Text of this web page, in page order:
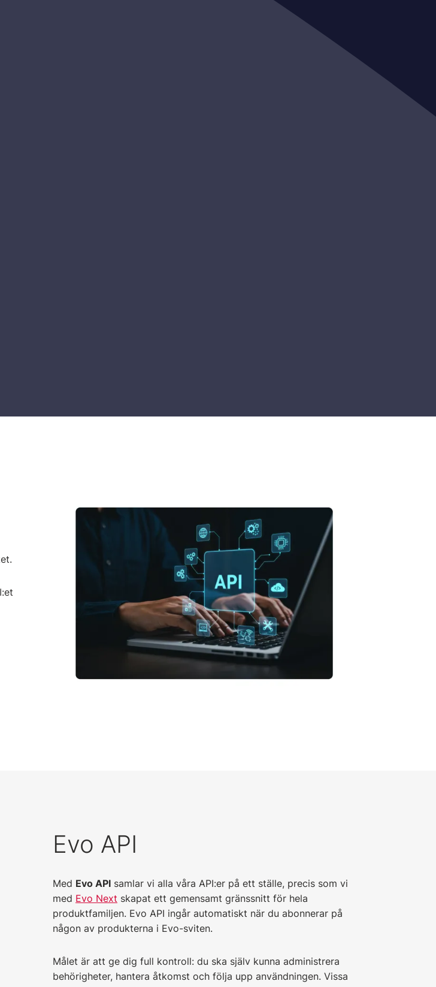
Evo API
Med Evo API samlar vi alla våra API:er på ett ställe, precis som vi
med Evo Next skapat ett gemensamt gränssnitt för hela
produktfamiljen. Evo API ingår automatiskt när du abonnerar på
någon av produkterna i Evo-sviten.
Målet är att ge dig full kontroll: du ska själv kunna administrera
behörigheter, hantera åtkomst och följa upp användningen. Vissa